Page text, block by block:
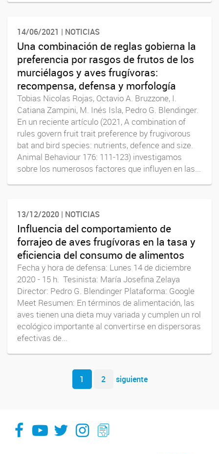
14/06/2021 | NOTICIAS
Una combinación de reglas gobierna la
preferencia por rasgos de frutos de los
murciélagos y aves frugívoras:
recompensa, defensa y morfología
Tobias Nicolas Rojas, Octavio A. Bruzzone, I.
Catiana Zampini, M. Inés Isla, Pedro G. Blendinger.
En un reciente artículo (2021, A combination of
rules govern fruit trait preference by frugivorous
bat and bird species: nutrients, defence and size.
Animal Behaviour 176: 111-123) investigamos
sobre los numerosos factores que influyen en las...
13/12/2020 | NOTICIAS
Influencia del comportamiento de
forrajeo de aves frugívoras en la tasa y
eficiencia del consumo de alimentos
Fecha y hora de defensa: Lunes 14 de diciembre
2020 - 15 h. Tesinista: María Josefina Zelaya
Director: Pedro G. Blendinger Plataforma: Google
Meet Resumen: En términos de alimentación, las
aves tienen una dieta muy variada y cumplen un rol
ecológico importante al convertirse en dispersoras
efectivas de...
Navegador de artículos
1 2 siguiente
facebook
youtube
Twitter
Instagram
LeChasquier Boletin Digital 70